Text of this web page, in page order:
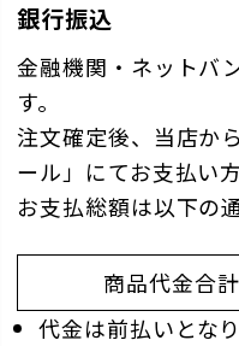
銀行振込
金融機関・ネットバ
す。
注文確定後、当店か
ール」にてお支払い
お支払総額は以下の
商品代金合
代金は前払いとな